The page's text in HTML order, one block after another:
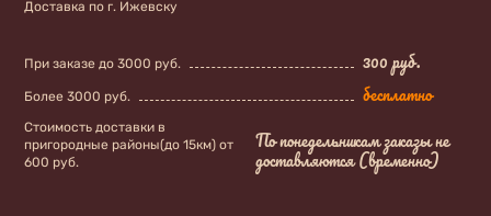
Доставка по г. Ижевску
При заказе до 3000 руб. 300 руб.
Более 3000 руб. бесплатно
Стоимость доставки в
пригородные районы(до 15км) от
600 руб.
По понедельникам заказы не
доставляются (временно)